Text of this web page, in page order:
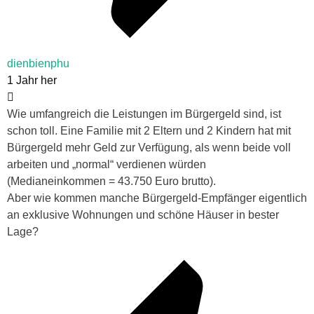
dienbienphu
1 Jahr her
Wie umfangreich die Leistungen im Bürgergeld sind, ist
schon toll. Eine Familie mit 2 Eltern und 2 Kindern hat mit
Bürgergeld mehr Geld zur Verfügung, als wenn beide voll
arbeiten und „normal“ verdienen würden
(Medianeinkommen = 43.750 Euro brutto).
Aber wie kommen manche Bürgergeld-Empfänger eigentlich
an exklusive Wohnungen und schöne Häuser in bester
Lage?